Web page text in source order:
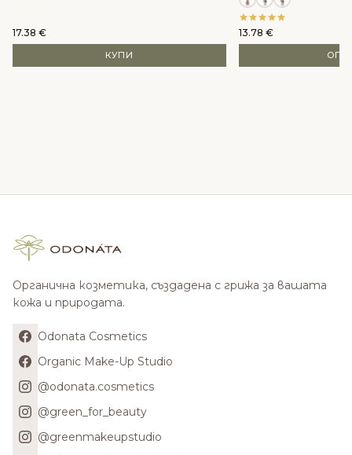
17.38 €
КУПИ
13.78 €
Органична козметика, създадена с грижа за вашата
кожа и природата.
Odonata Cosmetics
Organic Make-Up Studio
@odonata.cosmetics
@green_for_beauty
@greenmakeupstudio